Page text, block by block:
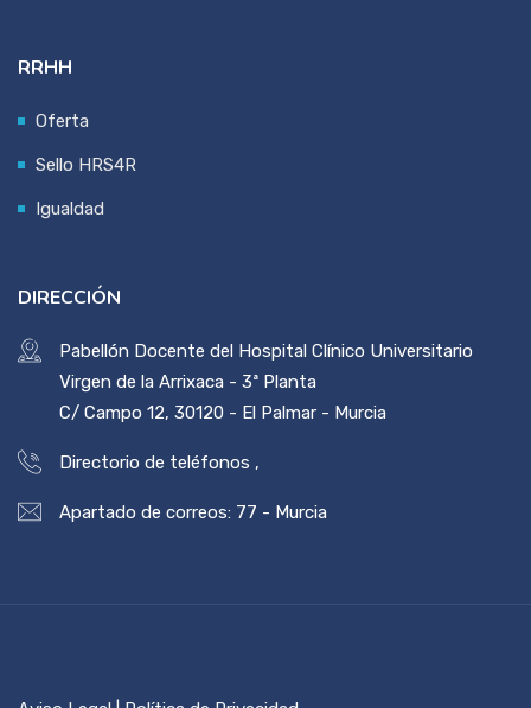
RRHH
Oferta
Sello HRS4R
Igualdad
DIRECCIÓN
Pabellón Docente del Hospital Clínico Universitario
Virgen de la Arrixaca - 3ª Planta
C/ Campo 12, 30120 - El Palmar - Murcia
Directorio de teléfonos ,
Apartado de correos: 77 - Murcia